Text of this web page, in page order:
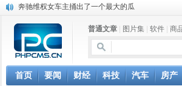
奔驰维权女车主捅出了一个最大的瓜
DS四款新能源车型上海车展亚洲首秀
苹果与高通和解 英特尔失去重要移动客户
小米高管：虽然高通与苹果和解，但5G iPhone最
iOS 13加入黑暗模式 多功能加持6月份见
高通与苹果达成和解，双方达成6年许可协议
普通文章 图片集 软件 商
首页 要闻 财经 科技 汽车 房产